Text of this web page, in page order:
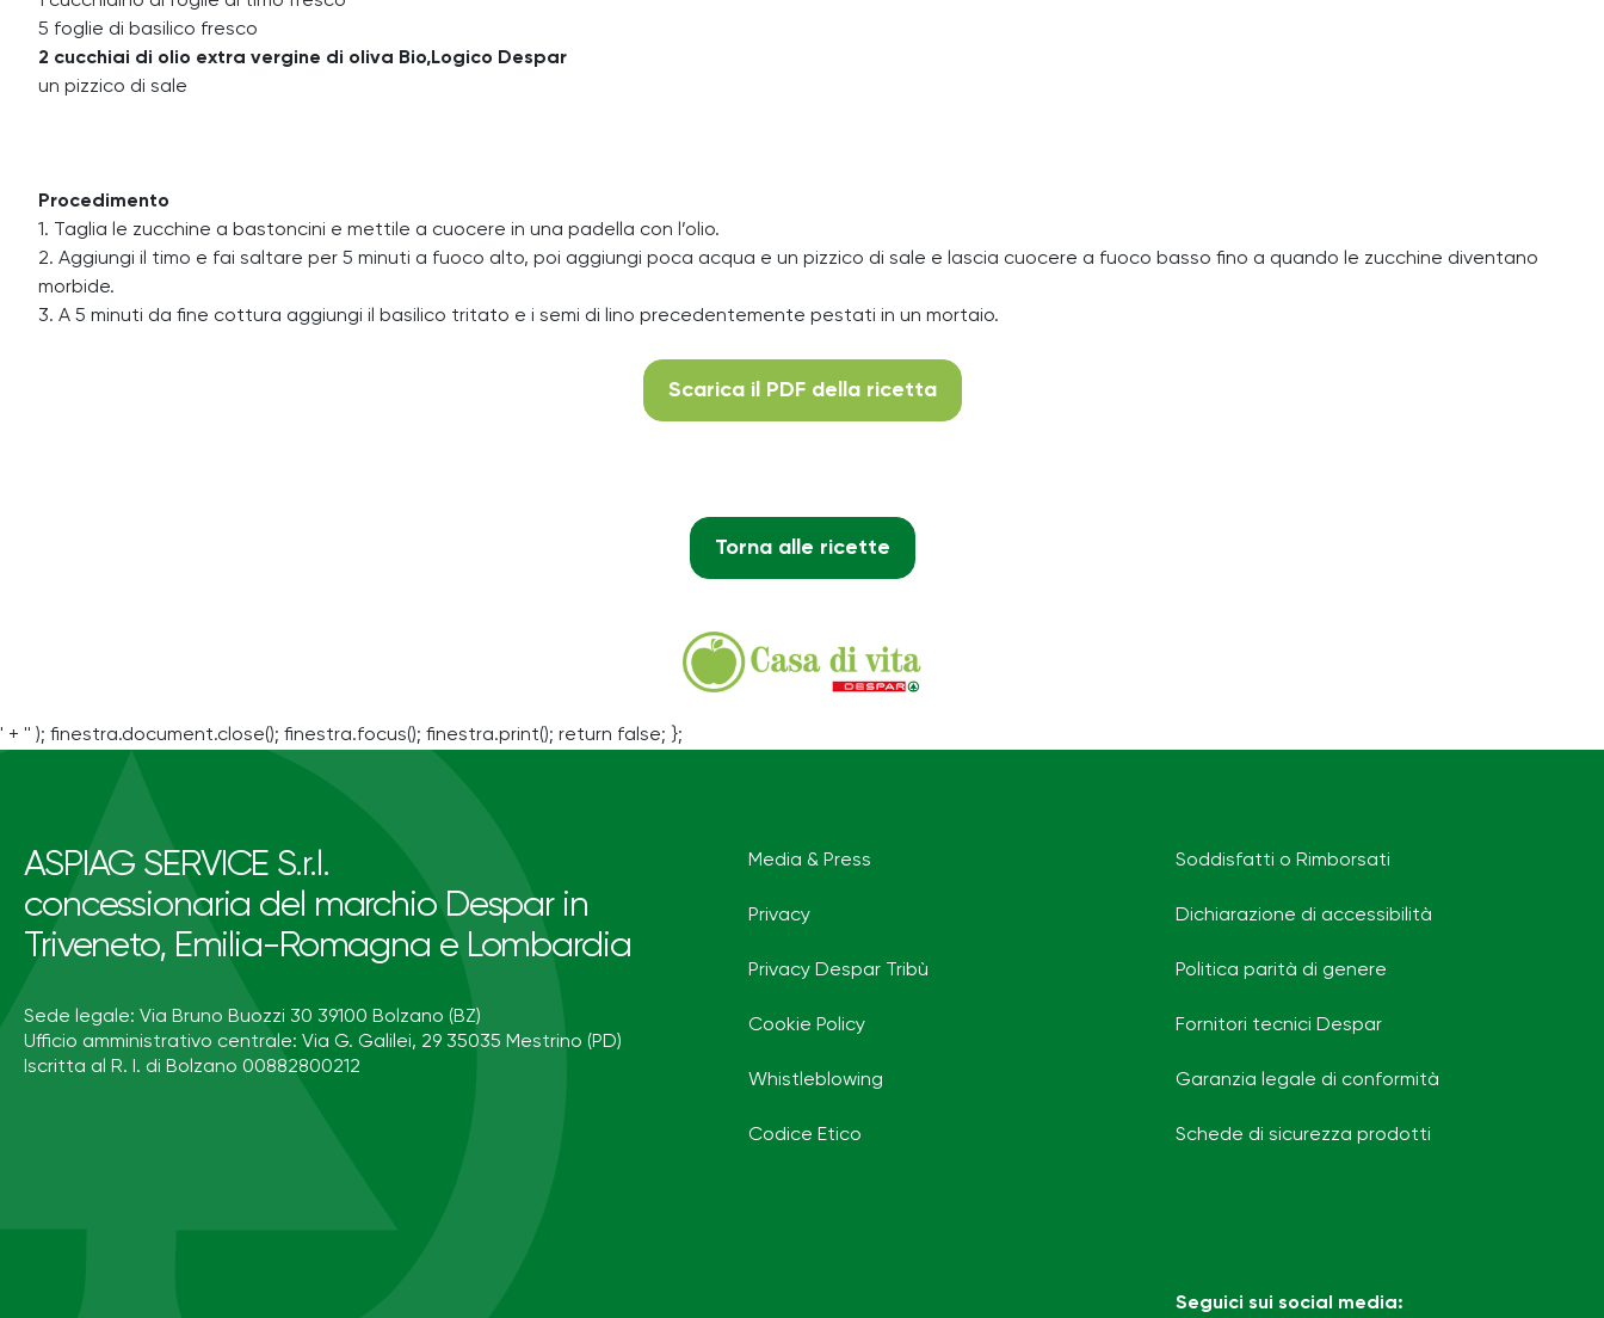
5 foglie di basilico fresco
2 cucchiai di olio extra vergine di oliva Bio,Logico Despar
un pizzico di sale
Procedimento
1. Taglia le zucchine a bastoncini e mettile a cuocere in una padella con l’olio.
2. Aggiungi il timo e fai saltare per 5 minuti a fuoco alto, poi aggiungi poca acqua e un pizzico di sale e lascia cuocere a fuoco basso fino a quando le zucchine diventano
morbide.
3. A 5 minuti da fine cottura aggiungi il basilico tritato e i semi di lino precedentemente pestati in un mortaio.
Scarica il PDF della ricetta
Torna alle ricette
' + '' ); finestra.document.close(); finestra.focus(); finestra.print(); return false; };
ASPIAG SERVICE S.r.l.
concessionaria del marchio Despar in
Triveneto, Emilia-Romagna e Lombardia
Sede legale: Via Bruno Buozzi 30 39100 Bolzano (BZ)
Ufficio amministrativo centrale: Via G. Galilei, 29 35035 Mestrino (PD)
Iscritta al R. I. di Bolzano 00882800212
Media & Press
Privacy
Privacy Despar Tribù
Cookie Policy
Whistleblowing
Codice Etico
Soddisfatti o Rimborsati
Dichiarazione di accessibilità
Politica parità di genere
Fornitori tecnici Despar
Garanzia legale di conformità
Schede di sicurezza prodotti
Seguici sui social media: